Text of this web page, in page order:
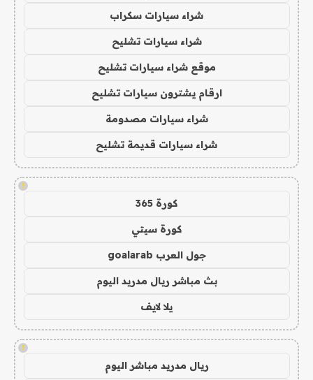
شراء سيارات سكراب
شراء سيارات تشليح
موقع شراء سيارات تشليح
ارقام يشترون سيارات تشليح
شراء سيارات مصدومة
شراء سيارات قديمة تشليح
!
كورة 365
كورة سيتي
جول العرب goalarab
بث مباشر ريال مدريد اليوم
يلا لايف
!
ريال مدريد مباشر اليوم